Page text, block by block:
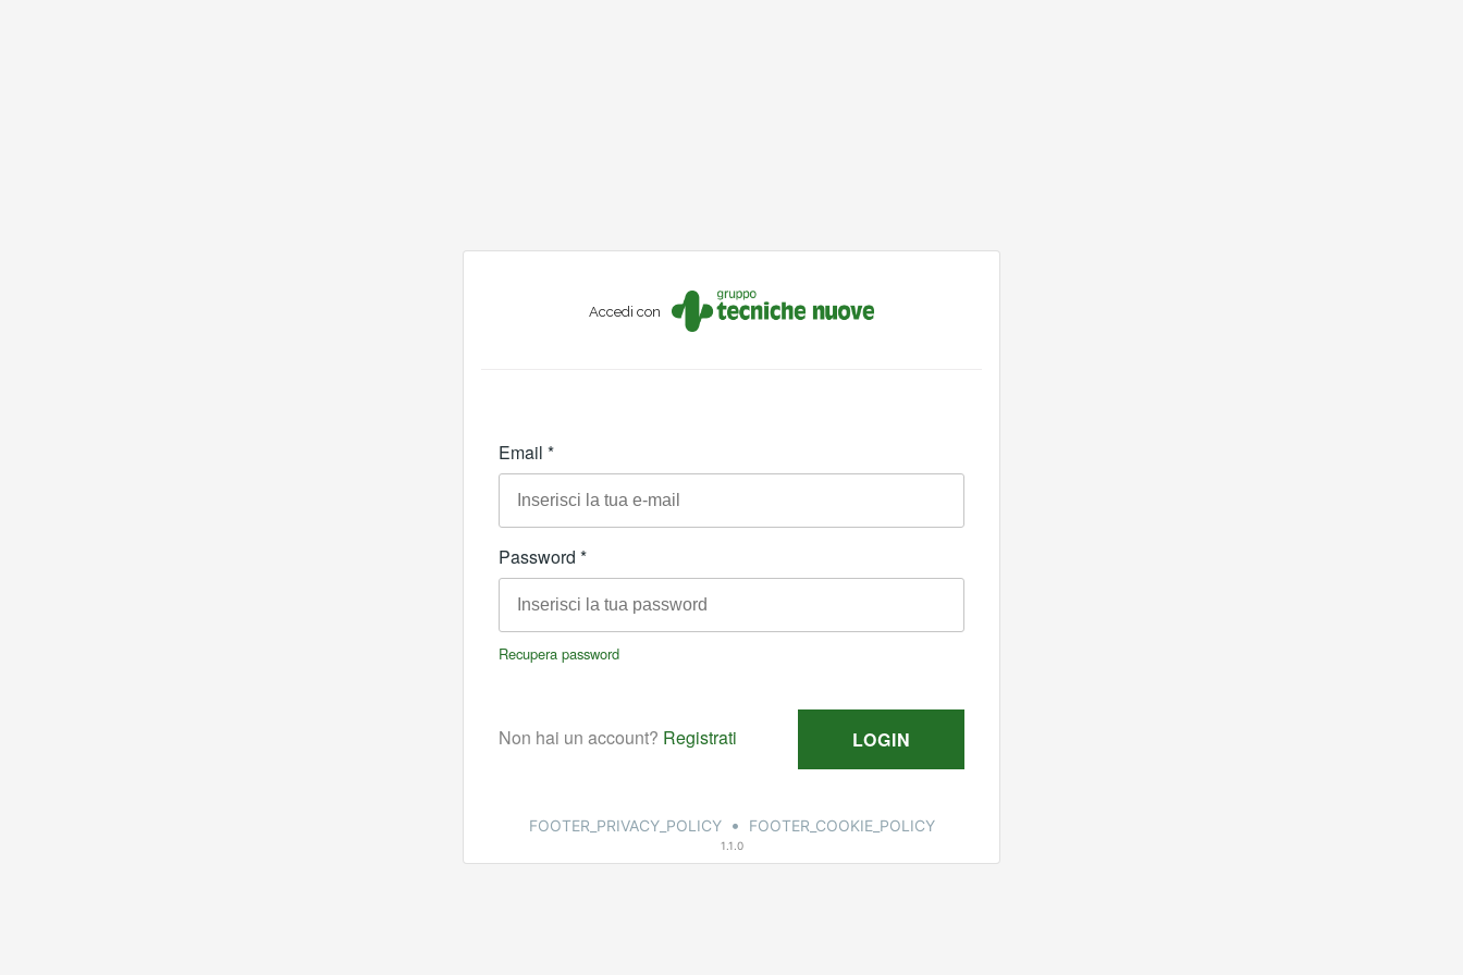
Accedi con
FOOTER_PRIVACY_POLICY • FOOTER_COOKIE_POLICY
1.1.0